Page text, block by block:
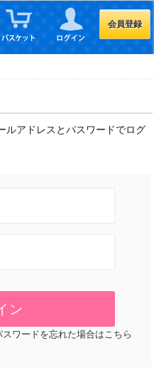
会員登録
ルアドレスとパスワードでログ
スワードを忘れた場合はこちら